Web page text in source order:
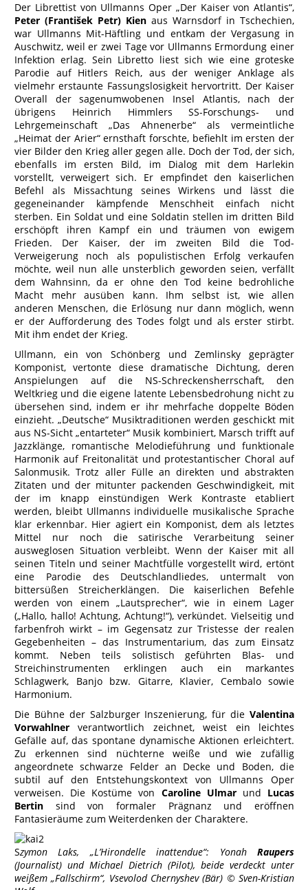
Der Librettist von Ullmanns Oper „Der Kaiser von Atlantis“,
Peter (František Petr) Kien aus Warnsdorf in Tschechien,
war Ullmanns Mit-Häftling und entkam der Vergasung in
Auschwitz, weil er zwei Tage vor Ullmanns Ermordung einer
Infektion erlag. Sein Libretto liest sich wie eine groteske
Parodie auf Hitlers Reich, aus der weniger Anklage als
vielmehr erstaunte Fassungslosigkeit hervortritt. Der Kaiser
Overall der sagenumwobenen Insel Atlantis, nach der
übrigens Heinrich Himmlers SS-Forschungs- und
Lehrgemeinschaft „Das Ahnenerbe“ als vermeintliche
„Heimat der Arier“ ernsthaft forschte, befiehlt im ersten der
vier Bilder den Krieg aller gegen alle. Doch der Tod, der sich,
ebenfalls im ersten Bild, im Dialog mit dem Harlekin
vorstellt, verweigert sich. Er empfindet den kaiserlichen
Befehl als Missachtung seines Wirkens und lässt die
gegeneinander kämpfende Menschheit einfach nicht
sterben. Ein Soldat und eine Soldatin stellen im dritten Bild
erschöpft ihren Kampf ein und träumen von ewigem
Frieden. Der Kaiser, der im zweiten Bild die Tod-
Verweigerung noch als populistischen Erfolg verkaufen
möchte, weil nun alle unsterblich geworden seien, verfällt
dem Wahnsinn, da er ohne den Tod keine bedrohliche
Macht mehr ausüben kann. Ihm selbst ist, wie allen
anderen Menschen, die Erlösung nur dann möglich, wenn
er der Aufforderung des Todes folgt und als erster stirbt.
Mit ihm endet der Krieg.
Ullmann, ein von Schönberg und Zemlinsky geprägter
Komponist, vertonte diese dramatische Dichtung, deren
Anspielungen auf die NS-Schreckensherrschaft, den
Weltkrieg und die eigene latente Lebensbedrohung nicht zu
übersehen sind, indem er ihr mehrfache doppelte Böden
einzieht. „Deutsche“ Musiktraditionen werden geschickt mit
aus NS-Sicht „entarteter“ Musik kombiniert, Marsch trifft auf
Jazzklänge, romantische Melodieführung und funktionale
Harmonik auf Freitonalität und protestantischer Choral auf
Salonmusik. Trotz aller Fülle an direkten und abstrakten
Zitaten und der mitunter packenden Geschwindigkeit, mit
der im knapp einstündigen Werk Kontraste etabliert
werden, bleibt Ullmanns individuelle musikalische Sprache
klar erkennbar. Hier agiert ein Komponist, dem als letztes
Mittel nur noch die satirische Verarbeitung seiner
ausweglosen Situation verbleibt. Wenn der Kaiser mit all
seinen Titeln und seiner Machtfülle vorgestellt wird, ertönt
eine Parodie des Deutschlandliedes, untermalt von
bittersüßen Streicherklängen. Die kaiserlichen Befehle
werden von einem „Lautsprecher“, wie in einem Lager
(„Hallo, hallo! Achtung, Achtung!“), verkündet. Vielseitig und
farbenfroh wirkt – im Gegensatz zur Tristesse der realen
Gegebenheiten – das Instrumentarium, das zum Einsatz
kommt. Neben teils solistisch geführten Blas- und
Streichinstrumenten erklingen auch ein markantes
Schlagwerk, Banjo bzw. Gitarre, Klavier, Cembalo sowie
Harmonium.
Die Bühne der Salzburger Inszenierung, für die Valentina
Vorwahlner verantwortlich zeichnet, weist ein leichtes
Gefälle auf, das spontane dynamische Aktionen erleichtert.
Zu erkennen sind nüchterne weiße und wie zufällig
angeordnete schwarze Felder an Decke und Boden, die
subtil auf den Entstehungskontext von Ullmanns Oper
verweisen. Die Kostüme von Caroline Ulmarund Lucas
Bertin sind von formaler Prägnanz und eröffnen
Fantasieräume zum Weiterdenken der Charaktere.
Szymon Laks, „L’Hirondelle inattendue“: Yonah Raupers
(Journalist) und Michael Dietrich (Pilot), beide verdeckt unter
weißem „Fallschirm“, Vsevolod Chernyshev (Bär) © Sven-Kristian